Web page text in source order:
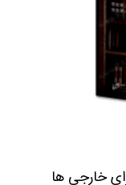
خارجی ها